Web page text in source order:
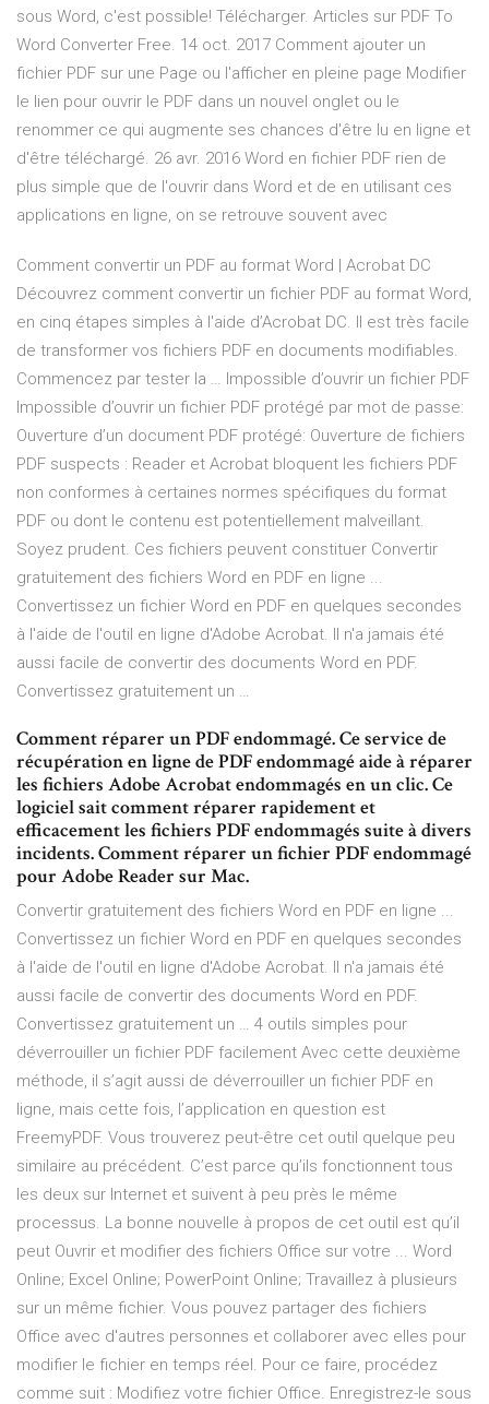
sous Word, c'est possible! Télécharger. Articles sur PDF To
Word Converter Free. 14 oct. 2017 Comment ajouter un
fichier PDF sur une Page ou l'afficher en pleine page Modifier
le lien pour ouvrir le PDF dans un nouvel onglet ou le
renommer ce qui augmente ses chances d'être lu en ligne et
d'être téléchargé. 26 avr. 2016 Word en fichier PDF rien de
plus simple que de l'ouvrir dans Word et de en utilisant ces
applications en ligne, on se retrouve souvent avec
Comment convertir un PDF au format Word | Acrobat DC
Découvrez comment convertir un fichier PDF au format Word,
en cinq étapes simples à l'aide d’Acrobat DC. Il est très facile
de transformer vos fichiers PDF en documents modifiables.
Commencez par tester la … Impossible d’ouvrir un fichier PDF
Impossible d’ouvrir un fichier PDF protégé par mot de passe:
Ouverture d’un document PDF protégé: Ouverture de fichiers
PDF suspects : Reader et Acrobat bloquent les fichiers PDF
non conformes à certaines normes spécifiques du format
PDF ou dont le contenu est potentiellement malveillant.
Soyez prudent. Ces fichiers peuvent constituer Convertir
gratuitement des fichiers Word en PDF en ligne ...
Convertissez un fichier Word en PDF en quelques secondes
à l'aide de l'outil en ligne d'Adobe Acrobat. Il n'a jamais été
aussi facile de convertir des documents Word en PDF.
Convertissez gratuitement un …
Comment réparer un PDF endommagé. Ce service de
récupération en ligne de PDF endommagé aide à réparer
les fichiers Adobe Acrobat endommagés en un clic. Ce
logiciel sait comment réparer rapidement et
efficacement les fichiers PDF endommagés suite à divers
incidents. Comment réparer un fichier PDF endommagé
pour Adobe Reader sur Mac.
Convertir gratuitement des fichiers Word en PDF en ligne ...
Convertissez un fichier Word en PDF en quelques secondes
à l'aide de l'outil en ligne d'Adobe Acrobat. Il n'a jamais été
aussi facile de convertir des documents Word en PDF.
Convertissez gratuitement un … 4 outils simples pour
déverrouiller un fichier PDF facilement Avec cette deuxième
méthode, il s’agit aussi de déverrouiller un fichier PDF en
ligne, mais cette fois, l’application en question est
FreemyPDF. Vous trouverez peut-être cet outil quelque peu
similaire au précédent. C’est parce qu’ils fonctionnent tous
les deux sur Internet et suivent à peu près le même
processus. La bonne nouvelle à propos de cet outil est qu’il
peut Ouvrir et modifier des fichiers Office sur votre ... Word
Online; Excel Online; PowerPoint Online; Travaillez à plusieurs
sur un même fichier. Vous pouvez partager des fichiers
Office avec d'autres personnes et collaborer avec elles pour
modifier le fichier en temps réel. Pour ce faire, procédez
comme suit : Modifiez votre fichier Office. Enregistrez-le sous